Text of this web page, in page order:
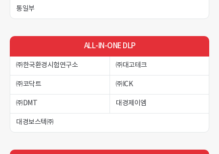
통일부
ALL-IN-ONE DLP
㈜한국환경시험연구소 ㈜대고테크
㈜코닥트 ㈜ICK
㈜DMT 대경제이엠
대경보스텍㈜